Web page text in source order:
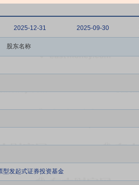
2025-12-31 2025-09-30
股东名称
型发起式证券投资基金